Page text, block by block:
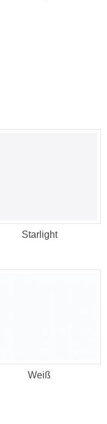
Starlight
Weiß